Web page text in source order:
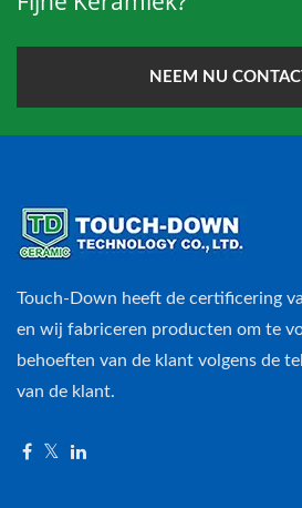
NEEM NU
Touch-Down heeft de certificering
en wij fabriceren producten om te
behoeften van de klant volgens de
van de klant.